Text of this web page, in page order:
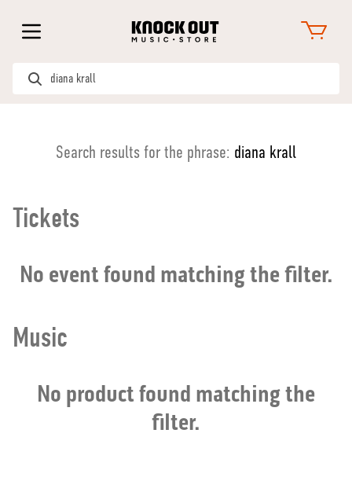
Search results for the phrase: diana krall
Tickets
No event found matching the filter.
Music
No product found matching the
filter.